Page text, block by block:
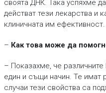
своята ДНК. Така успяхме
действат тези лекарства и
клиничната им ефективност.
– Как това може да
– Показахме, че различните
един и същи начин. Те имат
случаи тези свойства са